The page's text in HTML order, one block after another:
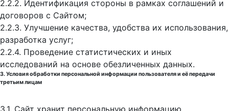
2.2.2. Идентификация стороны в рамках соглашений и
договоров с Сайтом;
2.2.3. Улучшение качества, удобства их использования,
разработка услуг;
2.2.4. Проведение статистических и иных
исследований на основе обезличенных данных.
3. Условия обработки персональной информации пользователя и её передачи
третьим лицам